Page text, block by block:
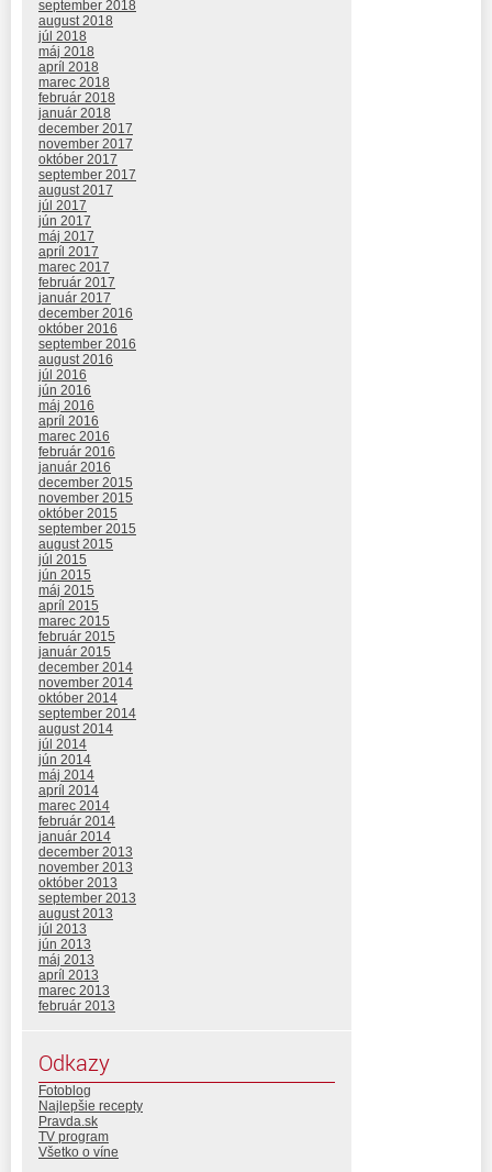
september 2018
august 2018
júl 2018
máj 2018
apríl 2018
marec 2018
február 2018
január 2018
december 2017
november 2017
október 2017
september 2017
august 2017
júl 2017
jún 2017
máj 2017
apríl 2017
marec 2017
február 2017
január 2017
december 2016
október 2016
september 2016
august 2016
júl 2016
jún 2016
máj 2016
apríl 2016
marec 2016
február 2016
január 2016
december 2015
november 2015
október 2015
september 2015
august 2015
júl 2015
jún 2015
máj 2015
apríl 2015
marec 2015
február 2015
január 2015
december 2014
november 2014
október 2014
september 2014
august 2014
júl 2014
jún 2014
máj 2014
apríl 2014
marec 2014
február 2014
január 2014
december 2013
november 2013
október 2013
september 2013
august 2013
júl 2013
jún 2013
máj 2013
apríl 2013
marec 2013
február 2013
Odkazy
Fotoblog
Najlepšie recepty
Pravda.sk
TV program
Všetko o víne